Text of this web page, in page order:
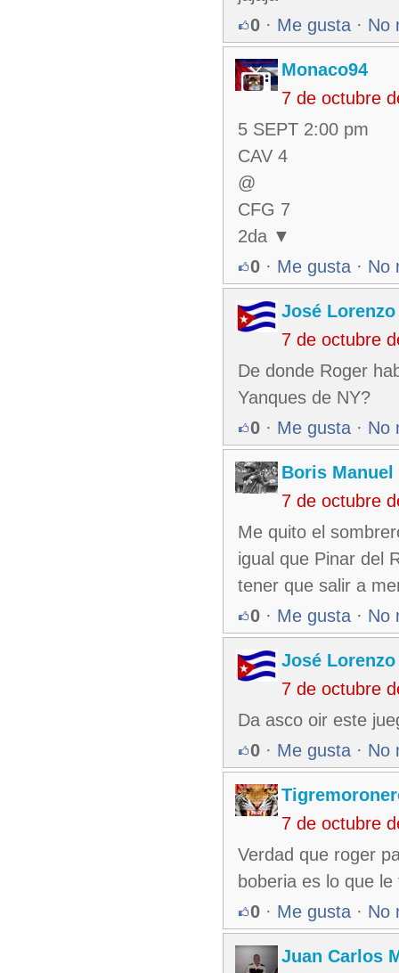
0 · Me gusta · No
Monaco94
7 de octubre
5 SEPT 2:00 pm
CAV 4
@
CFG 7
2da ▼
0 · Me gusta · No
José
7 de octubre
De donde Roger
Yanques de NY?
0 · Me gusta · No
Boris Manuel
7 de octubre
Me quito el
igual que Pinar del
tener que salir a
0 · Me gusta · No
José
7 de octubre
Da asco oir este
0 · Me gusta · No
7 de octubre
Verdad que roger
boberia es lo que
0 · Me gusta · No
Juan Carlos